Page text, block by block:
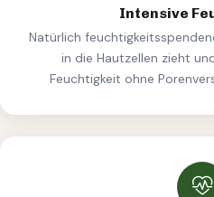
Intensive
Natürlich
in die Hautzellen zieht
Feuchtigkeit ohne